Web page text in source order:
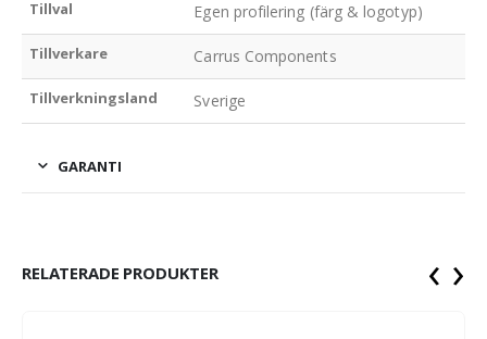
Tillval Egen profilering (färg & logotyp)
Tillverkare Carrus Components
Tillverkningsland Sverige
GARANTI
RELATERADE PRODUKTER ‹ ›